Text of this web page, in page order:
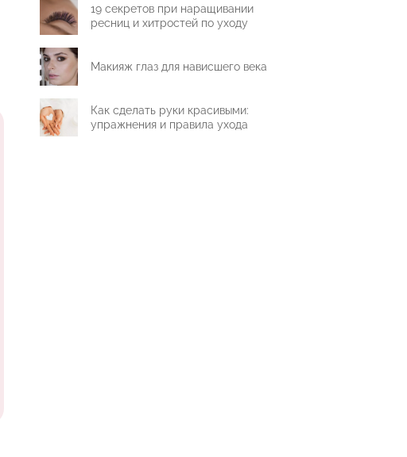
19 секретов при наращивании
ресниц и хитростей по уходу
Макияж глаз для нависшего века
Как сделать руки красивыми:
упражнения и правила ухода